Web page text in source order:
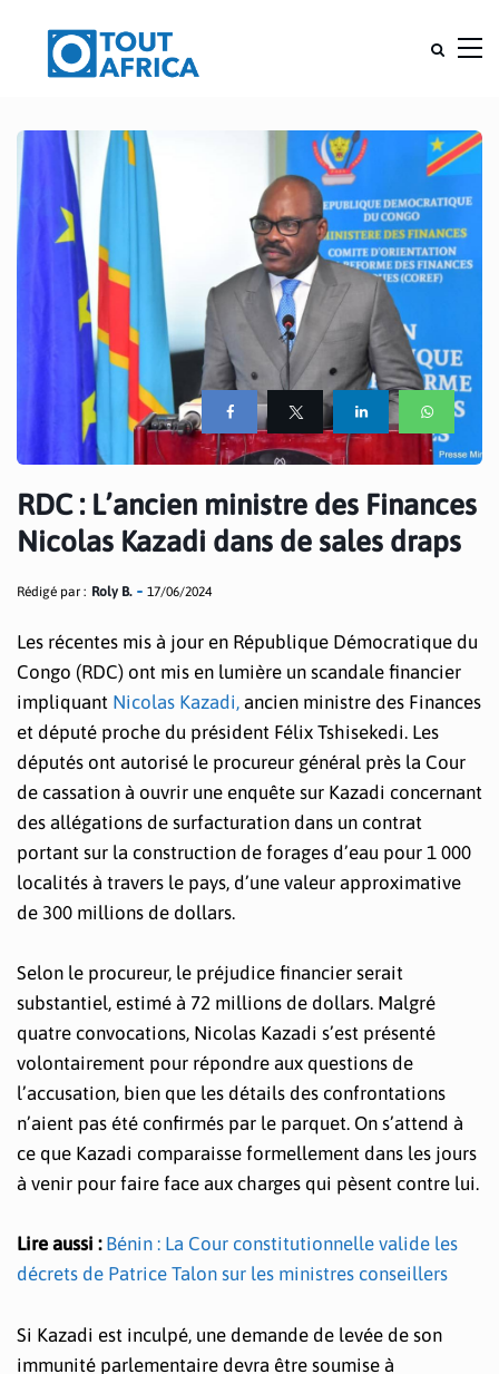
RDC : L’ancien ministre des Finances
Nicolas Kazadi dans de sales draps
Rédigé par : Roly B. 17/06/2024
Les récentes mis à jour en République Démocratique du
Congo (RDC) ont mis en lumière un scandale financier
impliquant Nicolas Kazadi, ancien ministre des Finances
et député proche du président Félix Tshisekedi. Les
députés ont autorisé le procureur général près la Cour
de cassation à ouvrir une enquête sur Kazadi concernant
des allégations de surfacturation dans un contrat
portant sur la construction de forages d’eau pour 1 000
localités à travers le pays, d’une valeur approximative
de 300 millions de dollars.
Selon le procureur, le préjudice financier serait
substantiel, estimé à 72 millions de dollars. Malgré
quatre convocations, Nicolas Kazadi s’est présenté
volontairement pour répondre aux questions de
l’accusation, bien que les détails des confrontations
n’aient pas été confirmés par le parquet. On s’attend à
ce que Kazadi comparaisse formellement dans les jours
à venir pour faire face aux charges qui pèsent contre lui.
Lire aussi : Bénin : La Cour constitutionnelle valide les
décrets de Patrice Talon sur les ministres conseillers
Si Kazadi est inculpé, une demande de levée de son
immunité parlementaire devra être soumise à